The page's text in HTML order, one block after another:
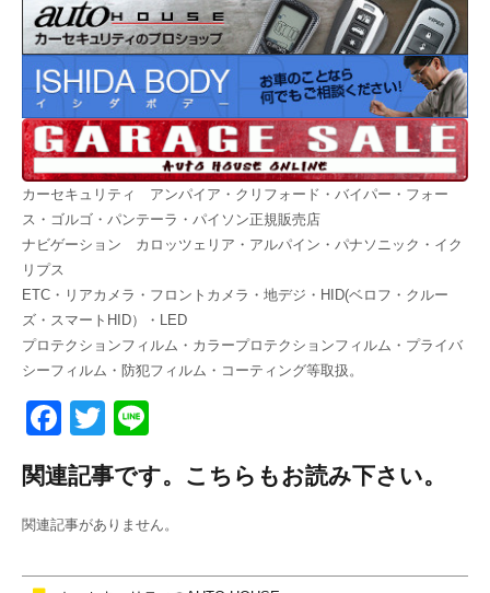
カーセキュリティ アンパイア・クリフォード・バイパー・フォー
ス・ゴルゴ・パンテーラ・パイソン正規販売店
ナビゲーション カロッツェリア・アルパイン・パナソニック・イク
リプス
ETC・リアカメラ・フロントカメラ・地デジ・HID(ベロフ・クルー
ズ・スマートHID）・LED
プロテクションフィルム・カラープロテクションフィルム・プライバ
シーフィルム・防犯フィルム・コーティング等取扱。
F
a
c
e
T
tt
er
e
関連記事です。こちらもお読み下さい。
関連記事がありません。